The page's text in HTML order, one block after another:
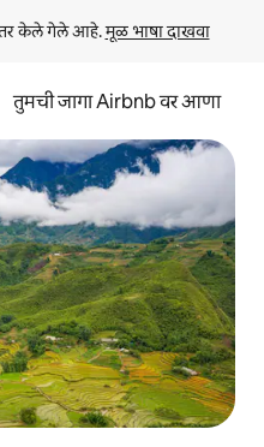
केले गेले आहे. मूळ भाषा दाखवा
तुमची जागा Airbnb वर आणा